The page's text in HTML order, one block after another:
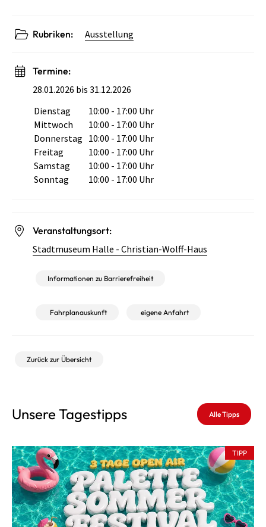
Rubriken: Ausstellung
Termine:
28.01.2026 bis 31.12.2026
Wochentag
Öffnungszeiten
Dienstag
10:00 - 17:00 Uhr
Mittwoch
10:00 - 17:00 Uhr
Donnerstag 10:00 - 17:00 Uhr
Freitag
10:00 - 17:00 Uhr
Samstag
10:00 - 17:00 Uhr
Sonntag
10:00 - 17:00 Uhr
Veranstaltungsort:
Stadtmuseum Halle - Christian-Wolff-Haus
Informationen zu Barrierefreiheit
Fahrplanauskunft eigene Anfahrt
Zurück zur Übersicht
Unsere Tagestipps Alle Tipps
TIPP